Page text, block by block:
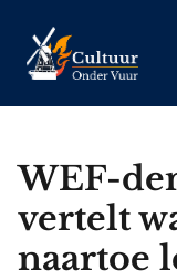
WEF-
vertelt
naartoe